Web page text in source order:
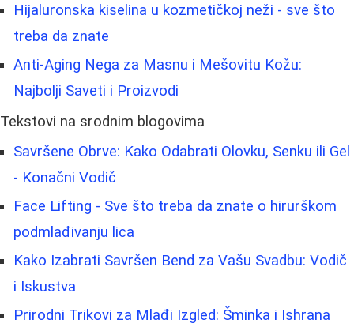
Hijaluronska kiselina u kozmetičkoj neži - sve što
treba da znate
Anti-Aging Nega za Masnu i Mešovitu Kožu:
Najbolji Saveti i Proizvodi
Tekstovi na srodnim blogovima
Savršene Obrve: Kako Odabrati Olovku, Senku ili Gel
- Konačni Vodič
Face Lifting - Sve što treba da znate o hirurškom
podmlađivanju lica
Kako Izabrati Savršen Bend za Vašu Svadbu: Vodič
i Iskustva
Prirodni Trikovi za Mlađi Izgled: Šminka i Ishrana